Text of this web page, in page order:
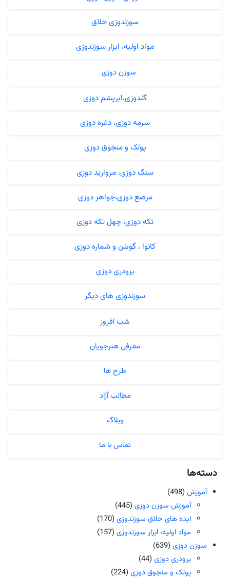
سوزندوزی خلاق
مواد اولیه، ابزار سوزندوزی
سوزن دوزی
گلدوزی،ابریشم دوزی
سرمه دوزی، ذغره دوزی
پولک و منجوق دوزی
سنگ دوزی، مروارید دوزی
مرصع دوزی،جواهر دوزی
تکه دوزی، چهل تکه دوزی
کانوا ، گوبلن و شماره دوزی
برودری دوزی
سوزندوزی های دیگر
شب افروز
معرفی هنرجویان
طرح ها
مطالب آزاد
وبلاگ
تماس با ما
دسته‌ها
آموزش (498)
آموزش سوزن دوزی (445)
ایده های خلاق سوزندوزی (170)
مواد اولیه، ابزار سوزندوزی (157)
سوزن دوزی (639)
برودری دوزی (44)
پولک و منجوق دوزی (224)